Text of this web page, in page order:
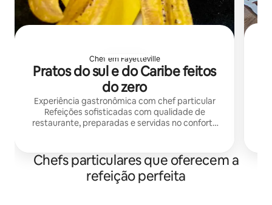
Chef em Fayetteville
Pratos do sul e do Caribe feitos
do zero
Experiência gastronômica com chef particular
Refeições sofisticadas com qualidade de
restaurante, preparadas e servidas no conforto
Chefs particulares que oferecem a
refeição perfeita